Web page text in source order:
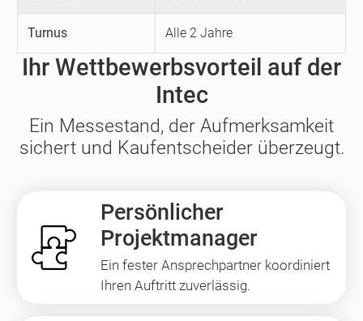
Turnus Alle 2 Jahre
Ihr Wettbewerbsvorteil auf der
Intec
Ein Messestand, der Aufmerksamkeit
sichert und Kaufentscheider überzeugt.
Persönlicher
Projektmanager
Ein fester Ansprechpartner koordiniert
Ihren Auftritt zuverlässig.